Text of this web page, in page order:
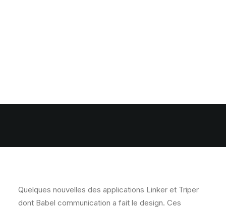
Quelques nouvelles des applications Linker et Triper
dont Babel communication a fait le design. Ces